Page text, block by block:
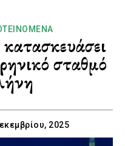
σταθμό
2025